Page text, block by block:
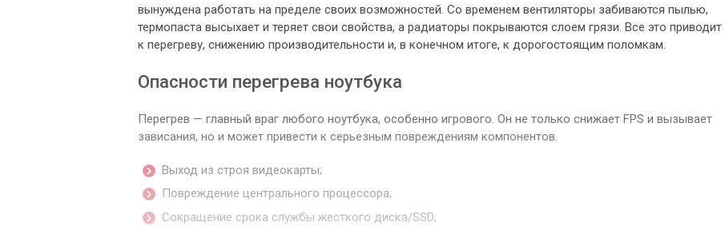
вынуждена работать на пределе своих возможностей. Со временем вентиляторы забиваются пылью,
термопаста высыхает и теряет свои свойства, а радиаторы покрываются слоем грязи. Все это приводит
к перегреву, снижению производительности и, в конечном итоге, к дорогостоящим поломкам.
Опасности перегрева ноутбука
Перегрев — главный враг любого ноутбука, особенно игрового. Он не только снижает FPS и вызывает
зависания, но и может привести к серьезным повреждениям компонентов.
Выход из строя видеокарты;
Повреждение центрального процессора;
Сокращение срока службы жесткого диска/SSD;